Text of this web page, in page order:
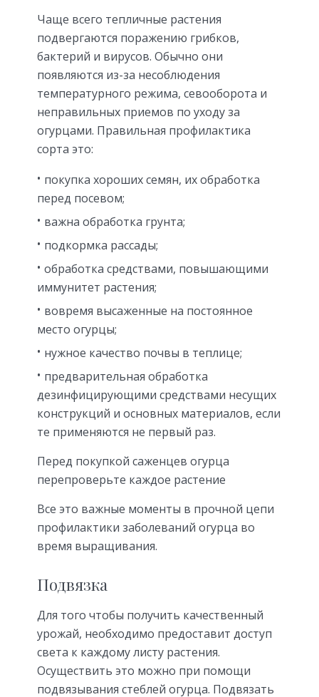
Чаще всего тепличные растения
подвергаются поражению грибков,
бактерий и вирусов. Обычно они
появляются из-за несоблюдения
температурного режима, севооборота и
неправильных приемов по уходу за
огурцами. Правильная профилактика
сорта это:
покупка хороших семян, их обработка
перед посевом;
важна обработка грунта;
подкормка рассады;
обработка средствами, повышающими
иммунитет растения;
вовремя высаженные на постоянное
место огурцы;
нужное качество почвы в теплице;
предварительная обработка
дезинфицирующими средствами несущих
конструкций и основных материалов, если
те применяются не первый раз.
Перед покупкой саженцев огурца
перепроверьте каждое растение
Все это важные моменты в прочной цепи
профилактики заболеваний огурца во
время выращивания.
Подвязка
Для того чтобы получить качественный
урожай, необходимо предоставит доступ
света к каждому листу растения.
Осуществить это можно при помощи
подвязывания стеблей огурца. Подвязать